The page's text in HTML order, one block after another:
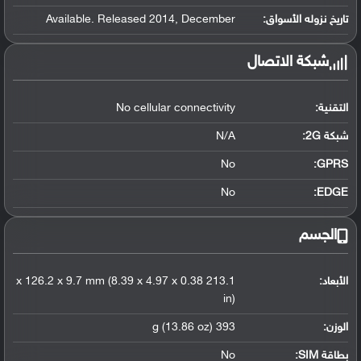
تاريخ نزوله الأسواق: Available. Released 2014, December
شبكة الاتصال
التقنية: No cellular connectivity
شبكة 2G: N/A
GPRS:
No
EDGE:
No
الجسم
الأبعاد:
213.1 x 126.2 x 9.7 mm (8.39 x 4.97 x 0.38
in)
الوزن: 393 g (13.86 oz)
بطاقة SIM: No